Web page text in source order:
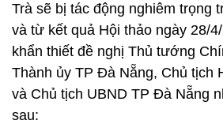
Trà sẽ bị tác động nghiêm trọng
và từ kết quả Hội thảo ngày 28/
khẩn thiết đề nghị Thủ tướng
Thành ủy TP Đà Nẵng, Chủ tịch
và Chủ tịch UBND TP Đà Nẵng
sau: